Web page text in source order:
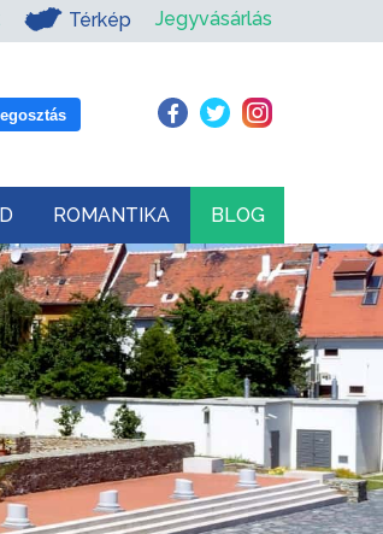
Térkép Jegyvásárlás
ROMANTIKA BLOG